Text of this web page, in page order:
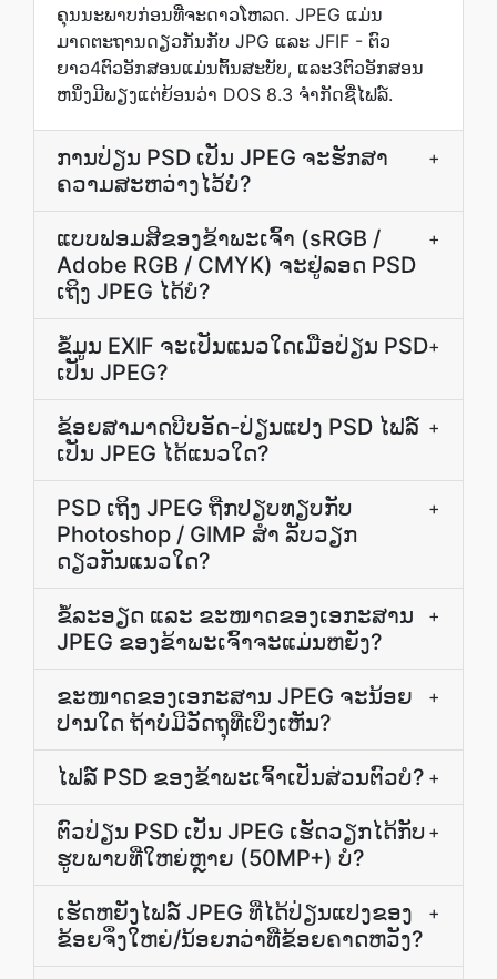
ຄຸນນະພາບກ່ອນທີ່ຈະດາວໂຫລດ. JPEG ແມ່ນ
ມາດຕະຖານດຽວກັນກັບ JPG ແລະ JFIF - ຕົວ
ຍາວ4ຕົວອັກສອນແມ່ນຕົ້ນສະບັບ, ແລະ3ຕົວອັກສອນ
ຫນຶ່ງມີພຽງແຕ່ຍ້ອນວ່າ DOS 8.3 ຈໍາກັດຊື່ໄຟລ໌.
ການ​ປ່ຽນ PSD ເປັນ JPEG ຈະ​ຮັກສາ​
ຄວາມ​ສະຫວ່າງ​ໄວ້​ບໍ່?
+
ແບບຟອມສີຂອງຂ້າພະເຈົ້າ (sRGB /
Adobe RGB / CMYK) ຈະຢູ່ລອດ PSD
ເຖິງ JPEG ໄດ້ບໍ?
+
ຂໍ້ມູນ EXIF ຈະເປັນແນວໃດເມື່ອປ່ຽນ PSD
ເປັນ JPEG?
+
ຂ້ອຍສາມາດບີບອັດ-ປ່ຽນແປງ PSD ໄຟລ໌
ເປັນ JPEG ໄດ້ແນວໃດ?
+
PSD ເຖິງ JPEG ຖືກປຽບທຽບກັບ
Photoshop / GIMP ສຳ ລັບວຽກ
ດຽວກັນແນວໃດ?
+
ຂໍ້ລະອຽດ ແລະ ຂະໜາດຂອງເອກະສານ
JPEG ຂອງຂ້າພະເຈົ້າຈະແມ່ນຫຍັງ?
+
ຂະໜາດຂອງເອກະສານ JPEG ຈະນ້ອຍ
ປານໃດ ຖ້າບໍ່ມີວັດຖຸທີ່ເບິ່ງເຫັນ?
+
ໄຟລ໌ PSD ຂອງຂ້າພະເຈົ້າເປັນສ່ວນຕົວບໍ? +
ຕົວປ່ຽນ PSD ເປັນ JPEG ເຮັດວຽກໄດ້ກັບ
ຮູບພາບທີ່ໃຫຍ່ຫຼາຍ (50MP+) ບໍ?
+
ເຮັດ​ຫຍັງ​ໄຟລ໌ JPEG ທີ່​ໄດ້​ປ່ຽນ​ແປງ​ຂອງ​
ຂ້ອຍ​ຈຶ່ງ​ໃຫຍ່/ນ້ອຍ​ກວ່າ​ທີ່​ຂ້ອຍ​ຄາດ​ຫວັງ?
+